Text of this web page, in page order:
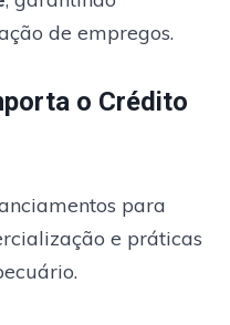
de empregos.
o Crédito
para
e práticas